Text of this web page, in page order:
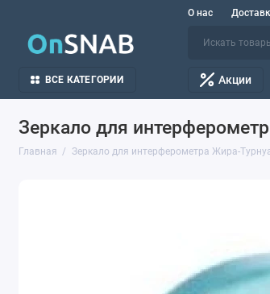
О нас
ВСЕ КАТЕГОРИИ Акции
Зеркало для
Главная Зеркало для интерферометра Жира-